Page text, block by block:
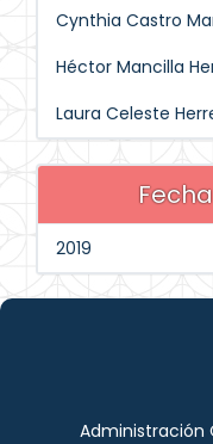
Cynthia Castro
Héctor Mancilla
Laura Celeste
2019
Administración